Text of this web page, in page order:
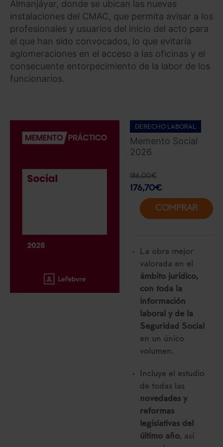
Almanjáyar, donde se ubican las nuevas
instalaciones del CMAC, que permita avisar a los
profesionales y usuarios del inicio del acto para
el que han sido convocados, lo que evitaría
aglomeraciones en el acceso a las oficinas y el
consecuente entorpecimiento de la labor de los
funcionarios.
DERECHO LABORAL
Memento Social
2026
186,00€
176,70€
COMPRAR
La obra mejor
valorada en el
ámbito jurídico,
con toda la
información
laboral y de la
Seguridad Social
en un único
volumen.
Incluye el estudio
de todas las
novedades y
reformas
legislativas del
último año, así